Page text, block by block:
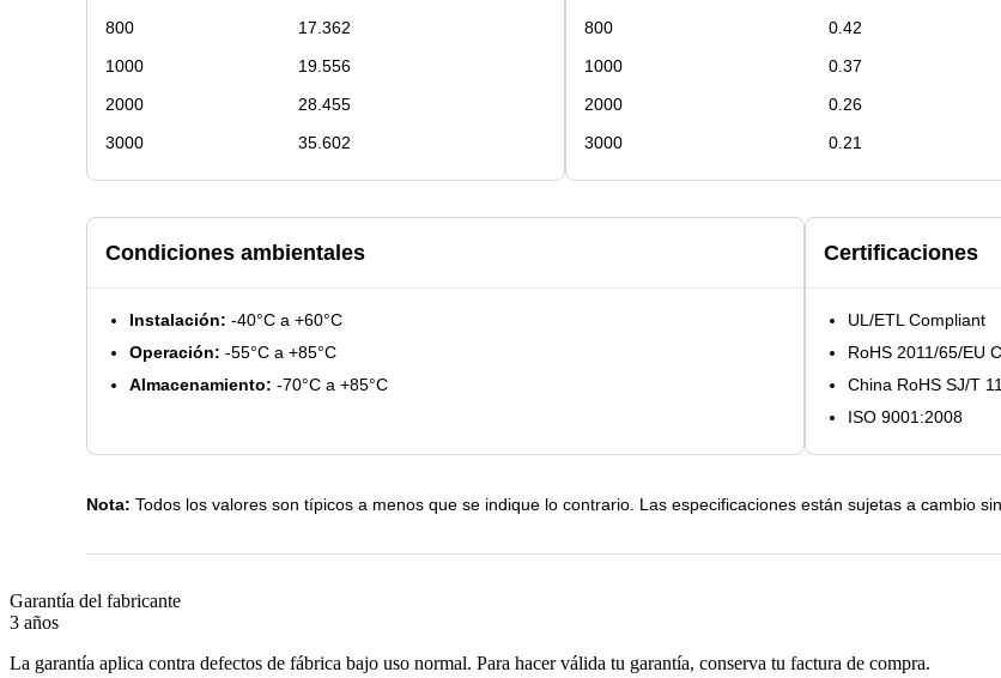
800
17.362
1000
19.556
2000
28.455
3000
35.602
800
0.42
1000
0.37
2000
0.26
3000
0.21
Condiciones ambientales
Instalación: -40°C a +60°C
Operación: -55°C a +85°C
Almacenamiento: -70°C a +85°C
Certificaciones
UL/ETL Compliant
RoHS 2011/65/EU
China RoHS SJ/T
ISO 9001:2008
Nota: Todos los valores son típicos a menos que se indique lo contrario. Las especificaciones están sujetas a cambio
Garantía del fabricante
3 años
La garantía aplica contra defectos de fábrica bajo uso normal. Para hacer válida tu garantía, conserva tu factura de compra.